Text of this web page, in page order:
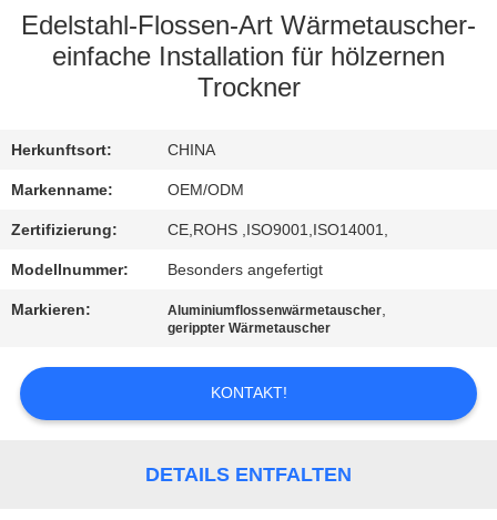
QUALITÄTSKONTROLLE
SIE
MIT
UNS
IN
VERBINDUNG
NACHRICHTEN
Edelstahl-Flossen-Art Wärmetauscher-
einfache Installation für hölzernen
Trockner
Herkunftsort: CHINA
Markenname: OEM/ODM
Zertifizierung: CE,ROHS ,ISO9001,ISO14001,
Modellnummer: Besonders angefertigt
Markieren: Aluminiumflossenwärmetauscher,
gerippter Wärmetauscher
KONTAKT!
DETAILS ENTFALTEN